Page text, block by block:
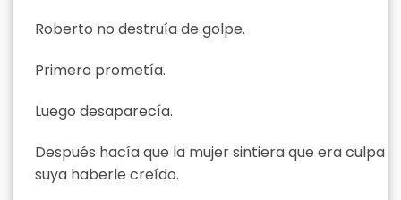
Roberto no destruía de golpe.
Primero prometía.
Luego desaparecía.
Después hacía que la mujer sintiera que era culpa
suya haberle creído.